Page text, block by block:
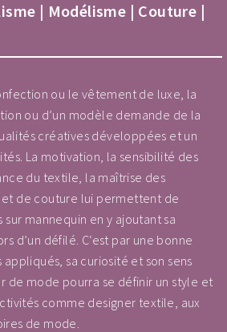
| Modélisme | Couture |
ou le vêtement de luxe, la
ou d’un modèle demande de la
créatives développées et un
La motivation, la sensibilité des
du textile, la maîtrise des
de couture lui permettent de
mannequin en y ajoutant sa
d’un défilé. C‘est par une bonne
appliqués, sa curiosité et son sens
de mode pourra se définir un style et
comme designer textile, aux
de mode.